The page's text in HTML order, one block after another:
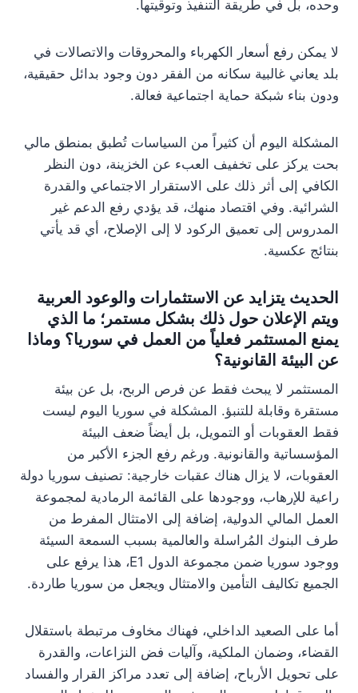
وحده، بل في طريقة التنفيذ وتوقيتها.
لا يمكن رفع أسعار الكهرباء والمحروقات والاتصالات في
بلد يعاني غالبية سكانه من الفقر دون وجود بدائل حقيقية،
ودون بناء شبكة حماية اجتماعية فعالة.
المشكلة اليوم أن كثيراً من السياسات تُطبق بمنطق مالي
بحت يركز على تخفيف العبء عن الخزينة، دون النظر
الكافي إلى أثر ذلك على الاستقرار الاجتماعي والقدرة
الشرائية. وفي اقتصاد منهك، قد يؤدي رفع الدعم غير
المدروس إلى تعميق الركود لا إلى الإصلاح، أي قد يأتي
بنتائج عكسية.
الحديث يتزايد عن الاستثمارات والوعود العربية
ويتم الإعلان حول ذلك بشكل مستمر؛ ما الذي
يمنع المستثمر فعلياً من العمل في سوريا؟ وماذا
عن البيئة القانونية؟
المستثمر لا يبحث فقط عن فرص الربح، بل عن بيئة
مستقرة وقابلة للتنبؤ. المشكلة في سوريا اليوم ليست
فقط العقوبات أو التمويل، بل أيضاً ضعف البيئة
المؤسساتية والقانونية. ورغم رفع الجزء الأكبر من
العقوبات، لا يزال هناك عقبات خارجية: تصنيف سوريا دولة
راعية للإرهاب، ووجودها على القائمة الرمادية لمجموعة
العمل المالي الدولية، إضافة إلى الامتثال المفرط من
طرف البنوك المُراسلة والعالمية بسبب السمعة السيئة
ووجود سوريا ضمن مجموعة الدول E1، هذا يرفع على
الجميع تكاليف التأمين والامتثال ويجعل من سوريا طاردة.
أما على الصعيد الداخلي، فهناك مخاوف مرتبطة باستقلال
القضاء، وضمان الملكية، وآليات فض النزاعات، والقدرة
على تحويل الأرباح، إضافة إلى تعدد مراكز القرار والفساد